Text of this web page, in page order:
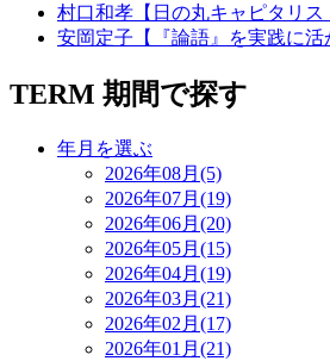
村口和孝【日の丸キャピタリス
安岡定子【『論語』を実践に活
TERM 期間で探す
年月を選ぶ
2026年08月(5)
2026年07月(19)
2026年06月(20)
2026年05月(15)
2026年04月(19)
2026年03月(21)
2026年02月(17)
2026年01月(21)